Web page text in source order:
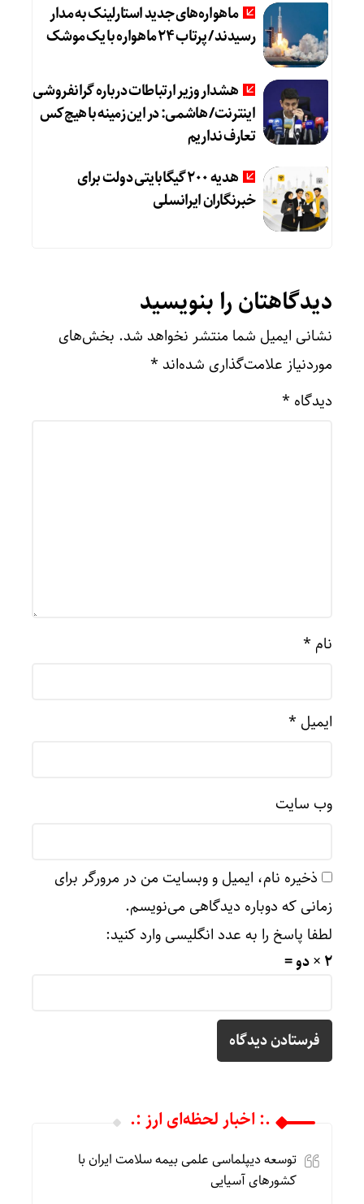
ماهواره‌های جدید استارلینک به مدار
رسیدند / پرتاب ۲۴ ماهواره با یک موشک
هشدار وزیر ارتباطات درباره گرانفروشی
اینترنت/ هاشمی: در این زمینه با هیچ‌کس
تعارف نداریم
هدیه ۲۰۰ گیگابایتی دولت برای
خبرنگاران ایرانسلی
دیدگاهتان را بنویسید
نشانی ایمیل شما منتشر نخواهد شد. بخش‌های
موردنیاز علامت‌گذاری شده‌اند *
دیدگاه *
نام *
ایمیل *
وب‌ سایت
ذخیره نام، ایمیل و وبسایت من در مرورگر برای
زمانی که دوباره دیدگاهی می‌نویسم.
لطفا پاسخ را به عدد انگلیسی وارد کنید:
2 × دو =
.: اخبار لحظه‌ای ارز :.
توسعه دیپلماسی علمی بیمه سلامت ایران با
کشورهای آسیایی